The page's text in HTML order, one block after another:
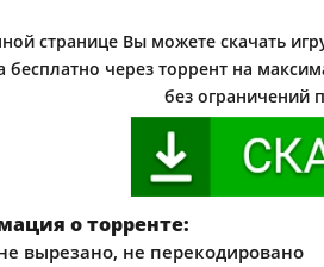
странице Вы можете скачать
бесплатно через торрент на
без ограничений
о торренте:
вырезано, не перекодировано